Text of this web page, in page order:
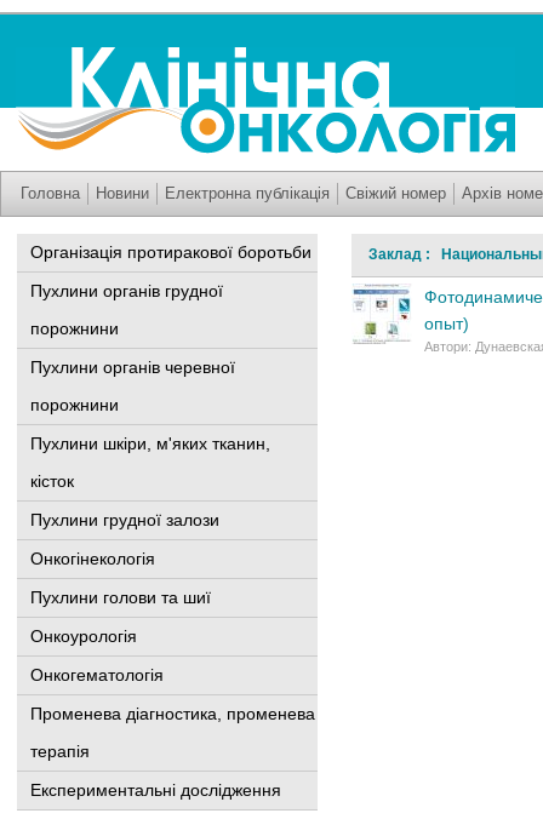
Головна Новини Електронна публікація Свіжий номер Архів
Організація протиракової боротьби
Пухлини органів грудної
порожнини
Пухлини органів черевної
порожнини
Пухлини шкіри, м'яких тканин,
кісток
Пухлини грудної залози
Онкогінекологія
Пухлини голови та шиї
Онкоурологія
Онкогематологія
Променева діагностика, променева
терапія
Експериментальні дослідження
Заклад :
опыт)
Автори: